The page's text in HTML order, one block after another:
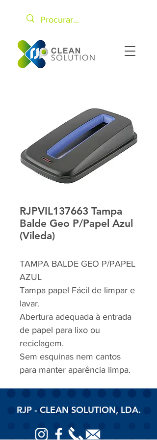
RJPVIL137663 Tampa
Balde Geo P/Papel Azul
(Vileda)
TAMPA BALDE GEO P/PAPEL
AZUL
Tampa papel Fácil de limpar e
lavar.
Abertura adequada à entrada
de papel para lixo ou
reciclagem.
Sem esquinas nem cantos
para manter aparência limpa.
RJP - CLEAN SOLUTION, LDA.